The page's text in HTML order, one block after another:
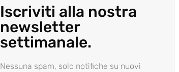
Iscriviti alla nostra
newsletter
settimanale.
Nessuna spam, solo notifiche su nuovi